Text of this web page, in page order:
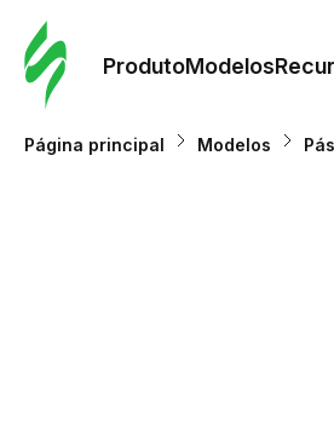
ProdutoModelos
Página principal Modelos